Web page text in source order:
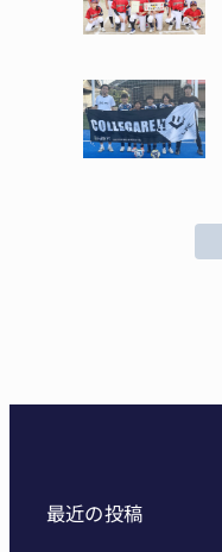
最近の投稿